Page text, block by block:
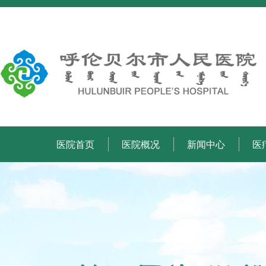
医院首页 医院概况 新闻中心 医